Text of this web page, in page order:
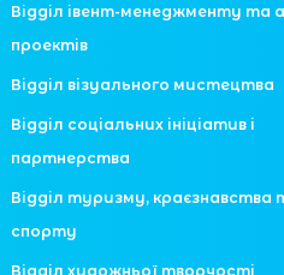
Відділ івент-менеджменту та
проектів
Відділ візуального мистецтва
Відділ соціальних ініціатив і
партнерства
Відділ туризму, краєзнавства
спорту
Відділ художньої творчості